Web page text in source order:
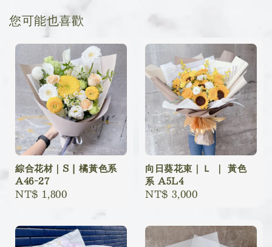
您可能也喜歡
綜合花材｜S | 橘黃色系
A46-27
Regular
NT$ 1,800
向日葵花束｜Ｌ ｜ 黃色
系 A5L4
Regular
NT$ 3,000